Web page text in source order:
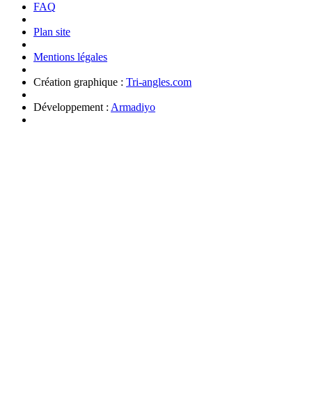
FAQ
Plan site
Mentions légales
Création graphique : Tri-angles.com
Développement : Armadiyo